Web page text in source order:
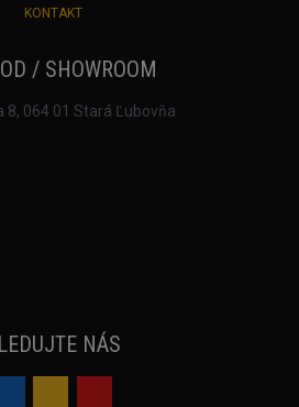
KONTAKT
/ SHOWROOM
8, 064 01 Stará Ľubovňa
NÁS